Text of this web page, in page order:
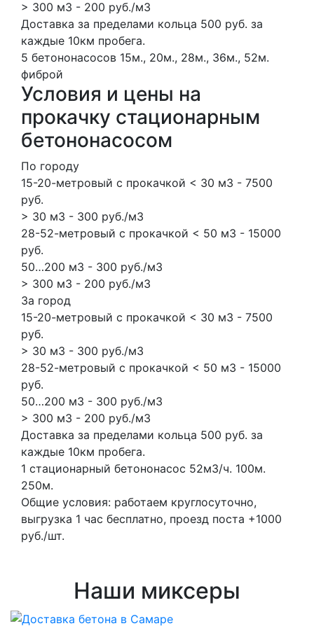
> 300 м3 - 200 руб./м3
Доставка за пределами кольца 500 руб. за
каждые 10км пробега.
5 бетононасосов 15м., 20м., 28м., 36м., 52м.
фиброй
Условия и цены на
прокачку стационарным
бетононасосом
По городу
15-20-метровый с прокачкой < 30 м3 - 7500
руб.
> 30 м3 - 300 руб./м3
28-52-метровый с прокачкой < 50 м3 - 15000
руб.
50…200 м3 - 300 руб./м3
> 300 м3 - 200 руб./м3
За город
15-20-метровый с прокачкой < 30 м3 - 7500
руб.
> 30 м3 - 300 руб./м3
28-52-метровый с прокачкой < 50 м3 - 15000
руб.
50…200 м3 - 300 руб./м3
> 300 м3 - 200 руб./м3
Доставка за пределами кольца 500 руб. за
каждые 10км пробега.
1 стационарный бетононасос 52м3/ч. 100м.
250м.
Общие условия: работаем круглосуточно,
выгрузка 1 час бесплатно, проезд поста +1000
руб./шт.
Наши миксеры